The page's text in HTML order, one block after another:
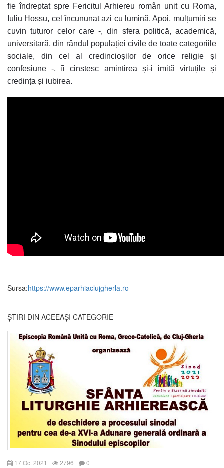
fie îndreptat spre Fericitul Arhiereu român unit cu Roma,
Iuliu Hossu, cel încununat azi cu lumină. Apoi, mulțumiri se
cuvin tuturor celor care -, din sfera politică, academică,
universitară, din rândul populației civile de toate categoriile
sociale, din cel al credincioșilor de orice religie și
confesiune -, îi cinstesc amintirea și-i imită virtuțile și
credința și iubirea.
Sursa:https://www.eparhiaclujgherla.ro
ȘTIRI DIN ACEEAȘI CATEGORIE
17 Oct 2021 2796 0